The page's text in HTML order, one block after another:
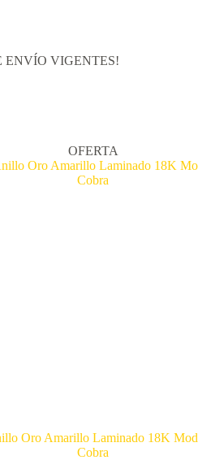
ENVÍO VIGENTES!
OFERTA
Oro Amarillo Laminado 18K
Cobra